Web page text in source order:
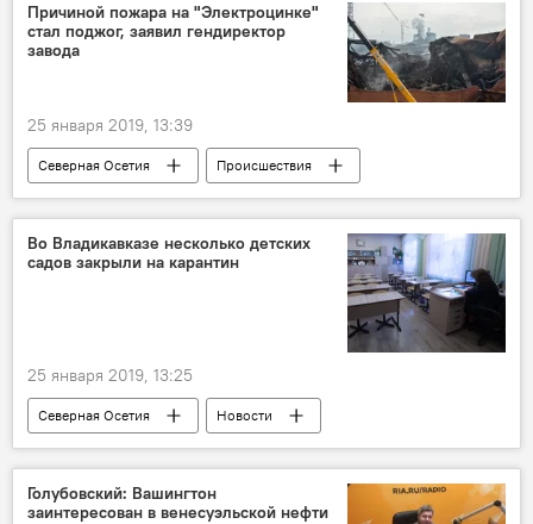
Причиной пожара на "Электроцинке"
стал поджог, заявил гендиректор
завода
25 января 2019, 13:39
Северная Осетия
Происшествия
Новости
Во Владикавказе несколько детских
садов закрыли на карантин
25 января 2019, 13:25
Северная Осетия Новости
Голубовский: Вашингтон
заинтересован в венесуэльской нефти